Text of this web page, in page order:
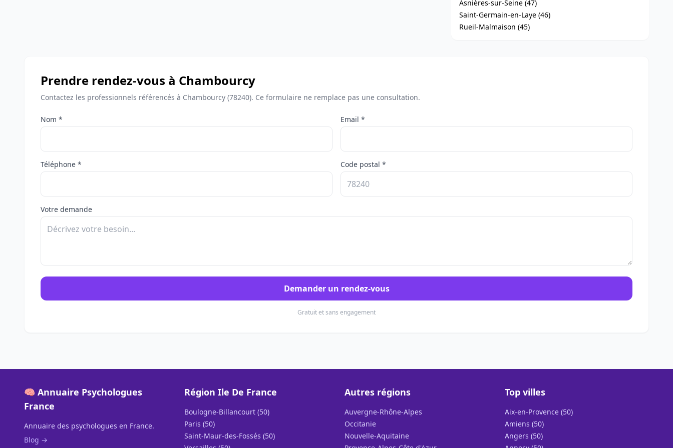
Asnières-sur-Seine (47)
Saint-Germain-en-Laye (46)
Rueil-Malmaison (45)
Prendre rendez-vous à Chambourcy
Contactez les professionnels référencés à Chambourcy (78240). Ce formulaire ne remplace pas une consultation.
Nom * Email *
Téléphone * Code postal *
Votre demande
Demander un rendez-vous
Gratuit et sans engagement
🧠 Annuaire Psychologues
France
Annuaire des psychologues en France.
Blog →
Région Ile De France
Boulogne-Billancourt (50)
Paris (50)
Saint-Maur-des-Fossés (50)
Autres régions
Auvergne-Rhône-Alpes
Occitanie
Nouvelle-Aquitaine
Top villes
Aix-en-Provence (50)
Amiens (50)
Angers (50)